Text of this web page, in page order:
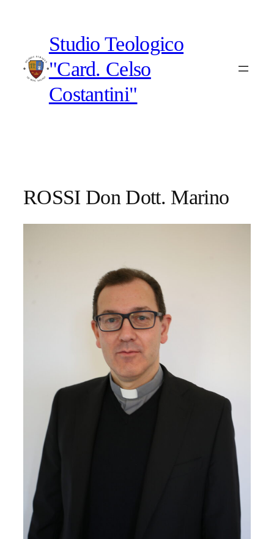
Studio Teologico
"Card. Celso
Costantini"
ROSSI Don Dott. Marino